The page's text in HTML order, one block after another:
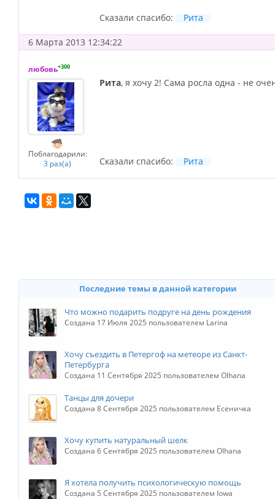
Сказали спасибо: Рита
6 Марта 2013 12:34:22
любовь+300
Поблагодарили:
3 раз(а)
Рита, я хочу 2! Сама росла одна - не
Сказали спасибо: Рита
Последние темы в данной категории
Что можно подарить подруге на день рождения
Создана 17 Июля 2025 пользователем Larina
Хочу съездить в Петергоф на метеоре из Санкт-
Петербурга
Создана 11 Сентября 2025 пользователем Olhana
Танцы для дочери
Создана 8 Сентября 2025 пользователем Есеничка
Хочу купить натуральный шелк
Создана 6 Сентября 2025 пользователем Olhana
Я хотела получить психологическую помощь
Создана 5 Сентября 2025 пользователем Iowa